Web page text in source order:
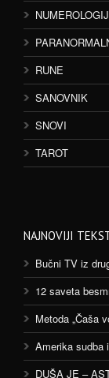
RUNE
SANOVNIK
SNOVI
TAROT
NAJNOVIJI
Bučni TV iz
12 saveta
Metoda „Čaša
Amerika sudba
DUŠA JE –